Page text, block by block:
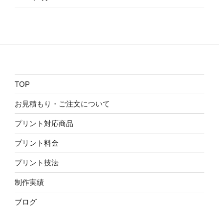
TOP
お見積もり・ご注文について
プリント対応商品
プリント料金
プリント技法
制作実績
ブログ